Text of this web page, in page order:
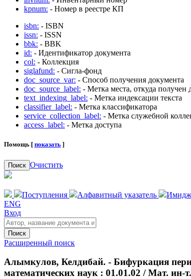
kpnum: - Номер в реестре КП
isbn: - ISBN
issn: - ISSN
bbk: - BBK
id: - Идентификатор документа
col: - Коллекция
siglafund: - Сигла-фонд
doc_source_var: - Способ получения документа
doc_source_label: - Метка места, откуда получен
text_indexing_label: - Метка индексации текста
classifier_label: - Метка классификатора
service_collection_label: - Метка служебной
access_label: - Метка доступа
Помощь [ показать ]
Поиск Очистить
Поступления Алфавитный указатель
ENG
Вход
Поиск
Расширенный поиск
Алымкулов, Келдибай. - Бифуркация
математических наук : 01.01.02 / Мат. ин-